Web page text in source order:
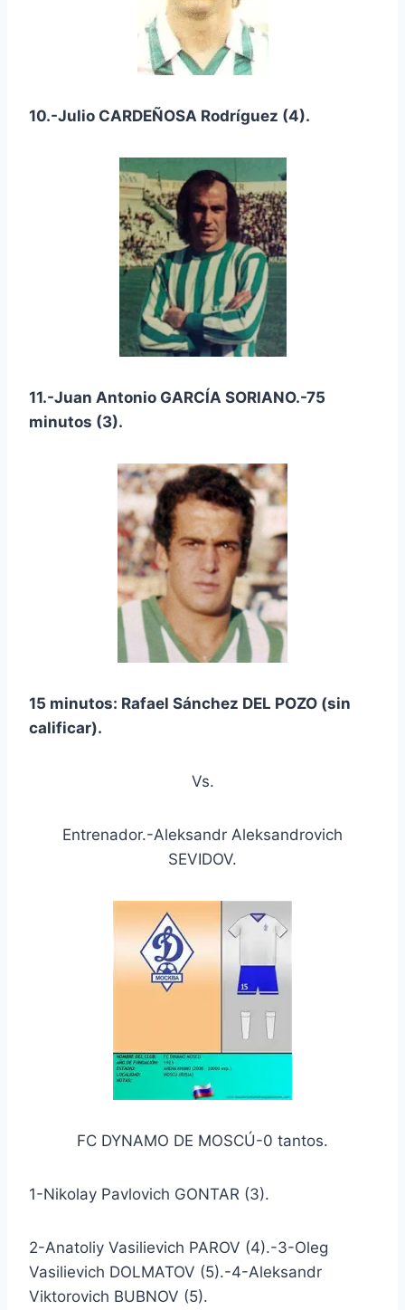
10.-Julio CARDEÑOSA Rodríguez (4).
11.-Juan Antonio GARCÍA SORIANO.-75
minutos (3).
15 minutos: Rafael Sánchez DEL POZO (sin
calificar).
Vs.
Entrenador.-Aleksandr Aleksandrovich
SEVIDOV.
FC DYNAMO DE MOSCÚ-0 tantos.
1-Nikolay Pavlovich GONTAR (3).
2-Anatoliy Vasilievich PAROV (4).-3-Oleg
Vasilievich DOLMATOV (5).-4-Aleksandr
Viktorovich BUBNOV (5).